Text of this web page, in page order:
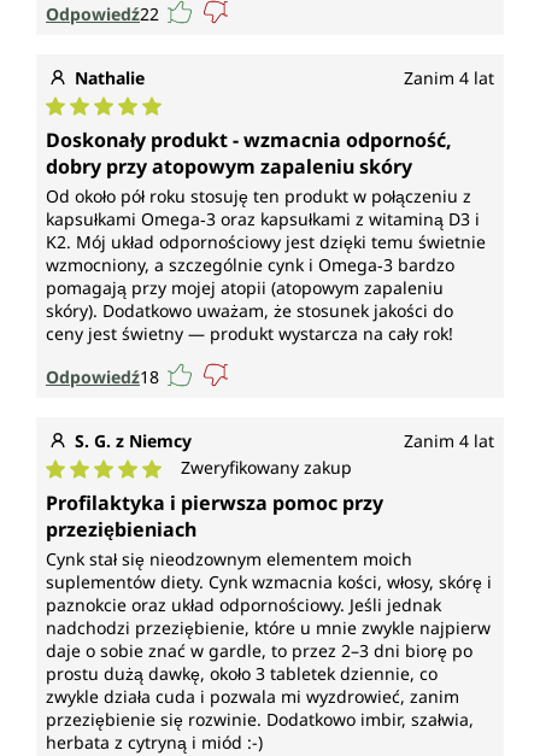
Odpowiedź22
Nathalie Zanim 4 lat
Średnia ocena 5 z 5 gwiazdek
Doskonały produkt - wzmacnia odporność,
dobry przy atopowym zapaleniu skóry
Od około pół roku stosuję ten produkt w połączeniu z
kapsułkami Omega‑3 oraz kapsułkami z witaminą D3 i
K2. Mój układ odpornościowy jest dzięki temu świetnie
wzmocniony, a szczególnie cynk i Omega‑3 bardzo
pomagają przy mojej atopii (atopowym zapaleniu
skóry). Dodatkowo uważam, że stosunek jakości do
ceny jest świetny — produkt wystarcza na cały rok!
Odpowiedź18
S. G. z Niemcy Zanim 4 lat
Średnia ocena 5 z 5 gwiazdek
Zweryfikowany zakup
Profilaktyka i pierwsza pomoc przy
przeziębieniach
Cynk stał się nieodzownym elementem moich
suplementów diety. Cynk wzmacnia kości, włosy, skórę i
paznokcie oraz układ odpornościowy. Jeśli jednak
nadchodzi przeziębienie, które u mnie zwykle najpierw
daje o sobie znać w gardle, to przez 2–3 dni biorę po
prostu dużą dawkę, około 3 tabletek dziennie, co
zwykle działa cuda i pozwala mi wyzdrowieć, zanim
przeziębienie się rozwinie. Dodatkowo imbir, szałwia,
herbata z cytryną i miód :-)